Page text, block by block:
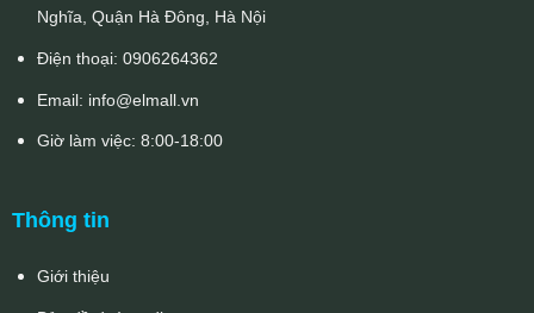
Nghĩa, Quận Hà Đông, Hà Nội
Điện thoại: 0906264362
Email: info@elmall.vn
Giờ làm việc: 8:00-18:00
Thông tin
Giới thiệu